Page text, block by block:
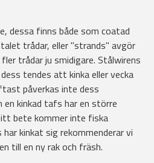
dessa finns både som coatad
trådar, eller "strands" avgör
trådar ju smidigare. Stålwirens
tendes att kinka eller vecka
påverkas inte dess
kinkad tafs har en större
bete kommer inte fiska
kinkat sig rekommenderar vi
till en ny rak och fräsh.